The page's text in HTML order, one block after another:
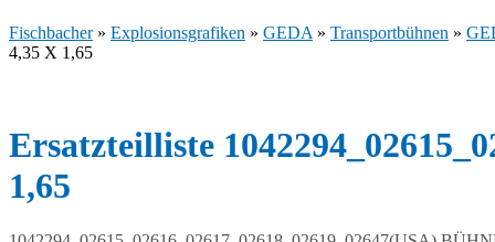
Fischbacher» Explosionsgrafiken » GEDA » Transportbühnen »
4,35 X 1,65
Ersatzteilliste
1,65